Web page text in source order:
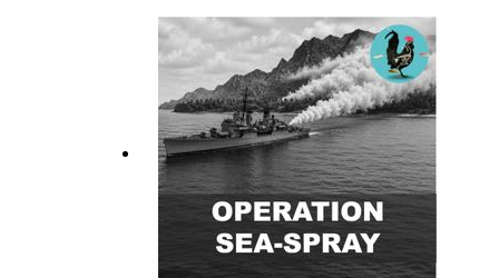
for disclaimer.Tak til Barometer-Bjarke for
faecal microbiota transplantation products
Bacteria Cells in the Bodyhttps://
gas production via flatushttps://